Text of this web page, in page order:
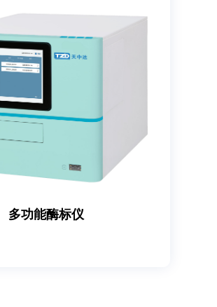
多功能酶标仪